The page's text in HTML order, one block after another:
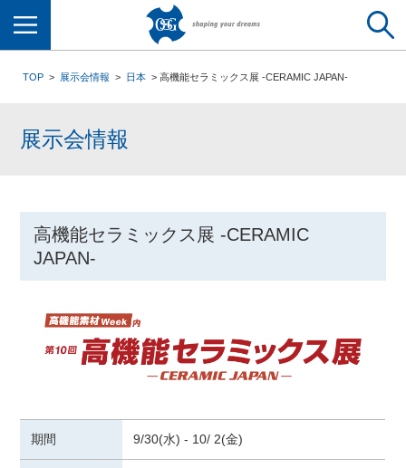
TOP 展示会情報 日本 高機能セラミックス展 -CERAMIC JAPAN-
展示会情報
高機能セラミックス展 -CERAMIC
JAPAN-
期間 9/30(水) - 10/ 2(金)